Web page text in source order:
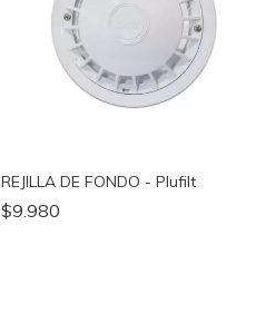
REJILLA DE FONDO - Plufilt
$9.980